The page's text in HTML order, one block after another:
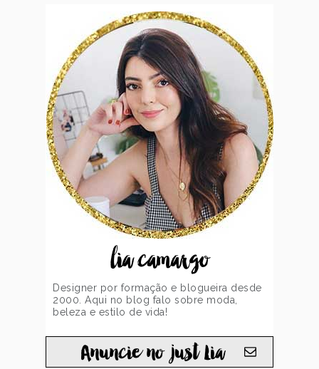
lia camargo
Designer por formação e blogueira desde
2000. Aqui no blog falo sobre moda,
beleza e estilo de vida!
Anuncie no just Lia